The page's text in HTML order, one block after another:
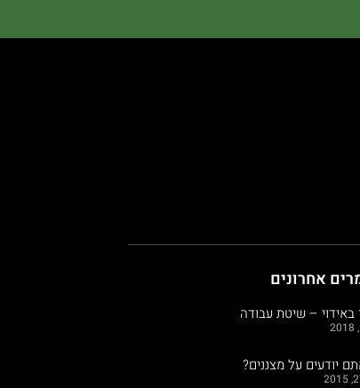
אחרונים
באידוי – שיטת עבודה
יודעים על מצננים?